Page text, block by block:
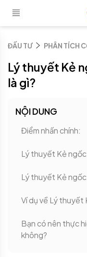
ĐẦU TƯ PHÂN TÍCH
Lý thuyết Kẻ
là gì?
NỘI DUNG
Điểm nhấn chính:
Lý thuyết Kẻ ngốc
Lý thuyết Kẻ
Ví dụ về Lý thuyết
Bạn có nên thực
không?